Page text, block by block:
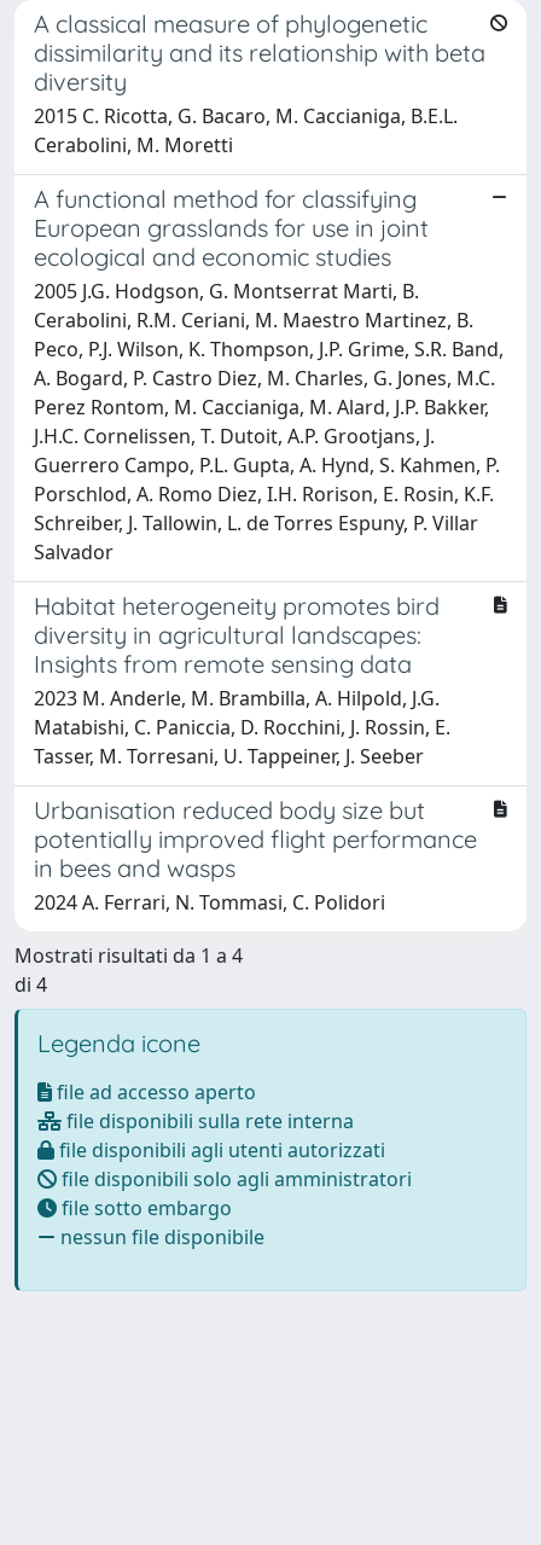
A classical measure of phylogenetic
dissimilarity and its relationship with beta
diversity
2015 C. Ricotta, G. Bacaro, M. Caccianiga, B.E.L.
Cerabolini, M. Moretti
A functional method for classifying
European grasslands for use in joint
ecological and economic studies
2005 J.G. Hodgson, G. Montserrat Marti, B.
Cerabolini, R.M. Ceriani, M. Maestro Martinez, B.
Peco, P.J. Wilson, K. Thompson, J.P. Grime, S.R. Band,
A. Bogard, P. Castro Diez, M. Charles, G. Jones, M.C.
Perez Rontom, M. Caccianiga, M. Alard, J.P. Bakker,
J.H.C. Cornelissen, T. Dutoit, A.P. Grootjans, J.
Guerrero Campo, P.L. Gupta, A. Hynd, S. Kahmen, P.
Porschlod, A. Romo Diez, I.H. Rorison, E. Rosin, K.F.
Schreiber, J. Tallowin, L. de Torres Espuny, P. Villar
Salvador
Habitat heterogeneity promotes bird
diversity in agricultural landscapes:
Insights from remote sensing data
2023 M. Anderle, M. Brambilla, A. Hilpold, J.G.
Matabishi, C. Paniccia, D. Rocchini, J. Rossin, E.
Tasser, M. Torresani, U. Tappeiner, J. Seeber
Urbanisation reduced body size but
potentially improved flight performance
in bees and wasps
2024 A. Ferrari, N. Tommasi, C. Polidori
Mostrati risultati da 1 a 4
di 4
Legenda icone
file ad accesso aperto
file disponibili sulla rete interna
file disponibili agli utenti autorizzati
file disponibili solo agli amministratori
file sotto embargo
nessun file disponibile